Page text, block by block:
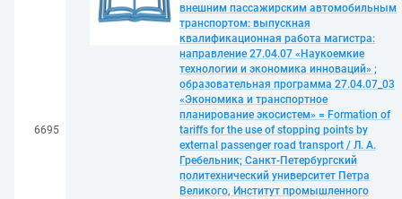
6695
внешним пассажирским автомобильным
транспортом: выпускная
квалификационная работа магистра:
направление 27.04.07 «Наукоемкие
технологии и экономика инноваций» ;
образовательная программа 27.04.07_03
«Экономика и транспортное
планирование экосистем» = Formation of
tariffs for the use of stopping points by
external passenger road transport / Л. А.
Гребельник; Санкт-Петербургский
политехнический университет Петра
Великого, Институт промышленного